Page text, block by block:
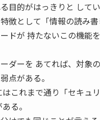
目的がはっきりと して
徴として「情報の読み
ドが 持たないこの機能
ダーを あてれば、対象
点がある。
これまで通り「セキュ
る。